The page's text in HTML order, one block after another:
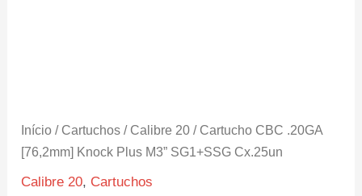
Início / Cartuchos / Calibre 20 / Cartucho CBC .20GA
[76,2mm] Knock Plus M3” SG1+SSG Cx.25un
Calibre 20, Cartuchos